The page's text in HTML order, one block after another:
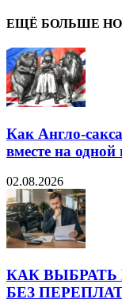
ЕЩЁ БОЛЬШЕ
Как Англо-
вместе на одной
02.08.2026
КАК
БЕЗ